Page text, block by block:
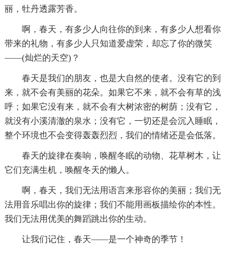
丽，牡丹透露芳香。
啊，春天，有多少人向往你的到来，有多少人想看你
带来的礼物，有多少人只知道爱虚荣，却忘了你的微笑
——(灿烂的天空)？
春天是我们的朋友，也是大自然的使者。没有它的到
来，就不会有美丽的花朵。如果它不来，就不会有草的浅
呼；如果它没有来，就不会有大树浓密的树荫；没有它，
就没有小溪清澈的泉水；没有它，一切还是会沉入睡眠，
整个环境也不会变得轰轰烈烈，我们的情绪还是会低落。
春天的旋律在奏响，唤醒冬眠的动物、花草树木，让
它们充满生机，唤醒冬天的懒人。
啊，春天，我们无法用语言来形容你的美丽；我们无
法用音乐唱出你的旋律；我们不能用画板描绘你的本性。
我们无法用优美的舞蹈跳出你的生动。
让我们记住，春天——是一个神奇的季节！